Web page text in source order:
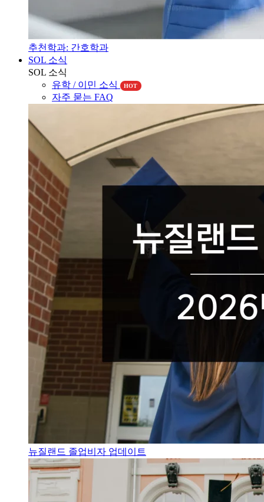
추천학과: 간호학과
SOL 소식
SOL 소식
뉴질랜드 졸업비자 업데이트